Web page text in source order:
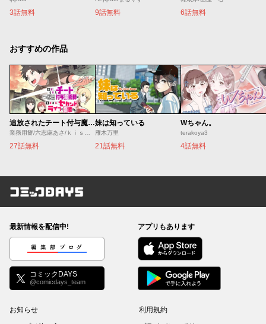
3話無料 9話無料 6話無料
おすすめの作品
追放されたチート付与魔術師は気ままなセカンドライフを謳歌する。 ～俺は武器だけじゃなく、あらゆるものに『強化ポイント』を付与できるし、俺の意思でいつでも効果を解除できるけど、残った人たち大丈夫？～
業務用餅/六志麻あさ/ｋｉｓｕｉ
27話無料
妹は知っている
雁木万里
21話無料
Wちゃん。
terakoya3
4話無料
コミックDAYS
最新情報を配信中!
編集部ブログ
コミックDAYS
@comicdays_team
アプリもあります
お知らせ
利用規約